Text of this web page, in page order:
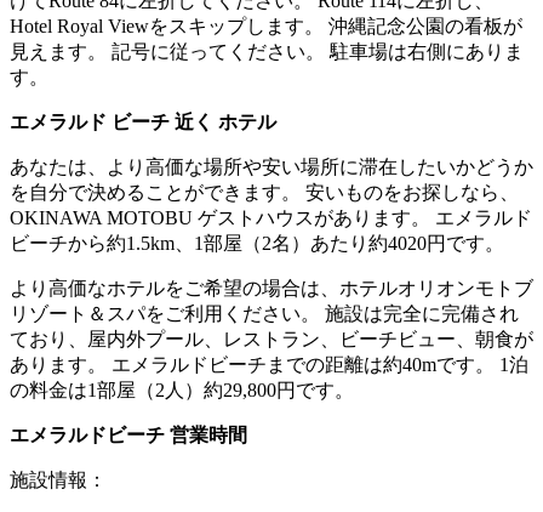
Hotel Royal Viewをスキップします。 沖縄記念公園の看板が
見えます。 記号に従ってください。 駐車場は右側にありま
す。
エメラルド ビーチ 近く ホテル
あなたは、より高価な場所や安い場所に滞在したいかどうか
を自分で決めることができます。 安いものをお探しなら、
OKINAWA MOTOBU ゲストハウスがあります。 エメラルド
ビーチから約1.5km、1部屋（2名）あたり約4020円です。
より高価なホテルをご希望の場合は、ホテルオリオンモトブ
リゾート＆スパをご利用ください。 施設は完全に完備され
ており、屋内外プール、レストラン、ビーチビュー、朝食が
あります。 エメラルドビーチまでの距離は約40mです。 1泊
の料金は1部屋（2人）約29,800円です。
エメラルドビーチ 営業時間
施設情報：